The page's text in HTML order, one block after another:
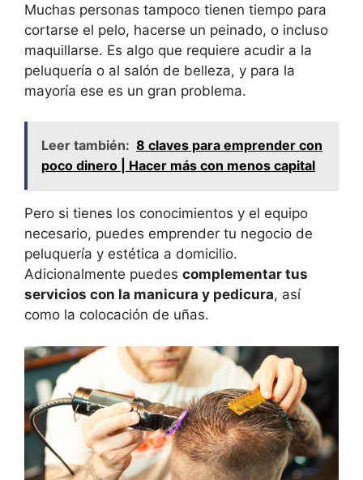
Muchas personas tampoco tienen tiempo para
cortarse el pelo, hacerse un peinado, o incluso
maquillarse. Es algo que requiere acudir a la
peluquería o al salón de belleza, y para la
mayoría ese es un gran problema.
Leer también: 8 claves para emprender con
poco dinero | Hacer más con menos capital
Pero si tienes los conocimientos y el equipo
necesario, puedes emprender tu negocio de
peluquería y estética a domicilio.
Adicionalmente puedes complementar tus
servicios con la manicura y pedicura, así
como la colocación de uñas.